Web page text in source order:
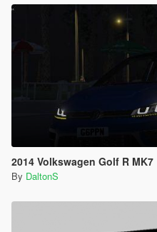
2014 Volkswagen Golf R MK7
By DaltonS